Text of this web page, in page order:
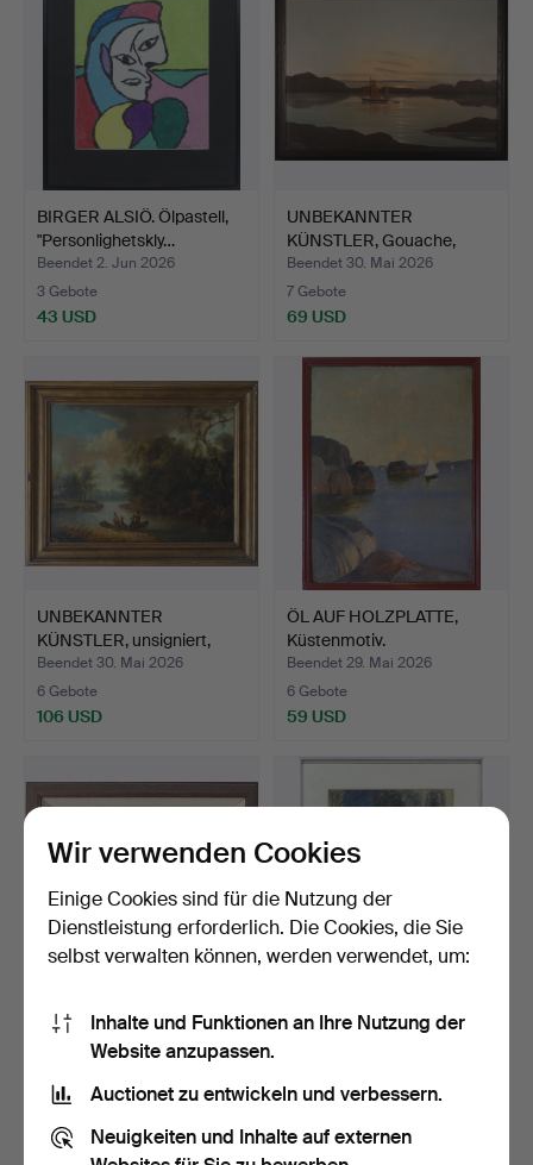
BIRGER ALSIÖ. Ölpastell,
"Personlighetskly…
Beendet 2. Jun 2026
3 Gebote
43 USD
UNBEKANNTER
KÜNSTLER, Gouache,
signiert A …
Beendet 30. Mai 2026
7 Gebote
69 USD
UNBEKANNTER
KÜNSTLER, unsigniert,
datiert …
Beendet 30. Mai 2026
6 Gebote
106 USD
ÖL AUF HOLZPLATTE,
Küstenmotiv.
Beendet 29. Mai 2026
6 Gebote
59 USD
ARSENEIJE SOSNOVSKI.
Öl auf Holzplatte, Kü…
Beendet 29. Mai 2026
6 Gebote
LILIAN VON
KRUSENSTJERNA. Pastell,
3 Gebote
Wir verwenden Cookies
Einige Cookies sind für die Nutzung der
Dienstleistung erforderlich. Die Cookies, die Sie
selbst verwalten können, werden verwendet, um:
Inhalte und Funktionen an Ihre Nutzung der
Website anzupassen.
Auctionet zu entwickeln und verbessern.
Neuigkeiten und Inhalte auf externen